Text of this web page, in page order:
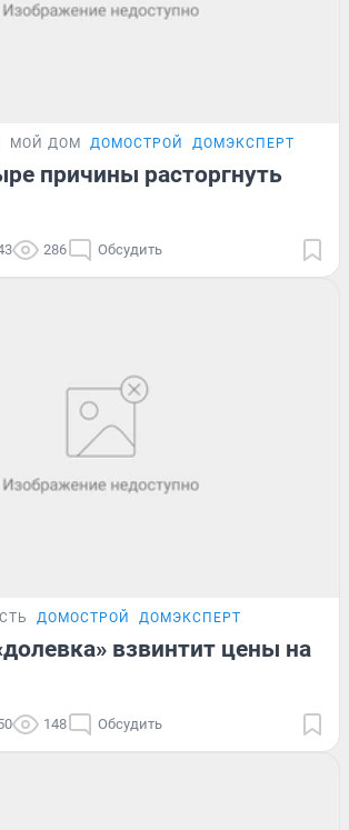
МОЙ ДОМ ДОМОСТРОЙ ДОМЭКСПЕРТ
причины расторгнуть
286 Обсудить
ДОМОСТРОЙ ДОМЭКСПЕРТ
взвинтит цены на
148 Обсудить